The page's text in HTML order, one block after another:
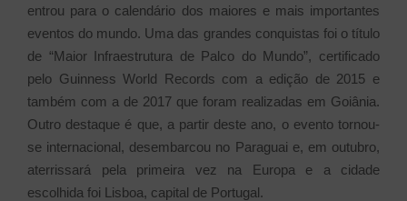
entrou para o calendário dos maiores e mais importantes
eventos do mundo. Uma das grandes conquistas foi o título
de “Maior Infraestrutura de Palco do Mundo”, certificado
pelo Guinness World Records com a edição de 2015 e
também com a de 2017 que foram realizadas em Goiânia.
Outro destaque é que, a partir deste ano, o evento tornou-
se internacional, desembarcou no Paraguai e, em outubro,
aterrissará pela primeira vez na Europa e a cidade
escolhida foi Lisboa, capital de Portugal.